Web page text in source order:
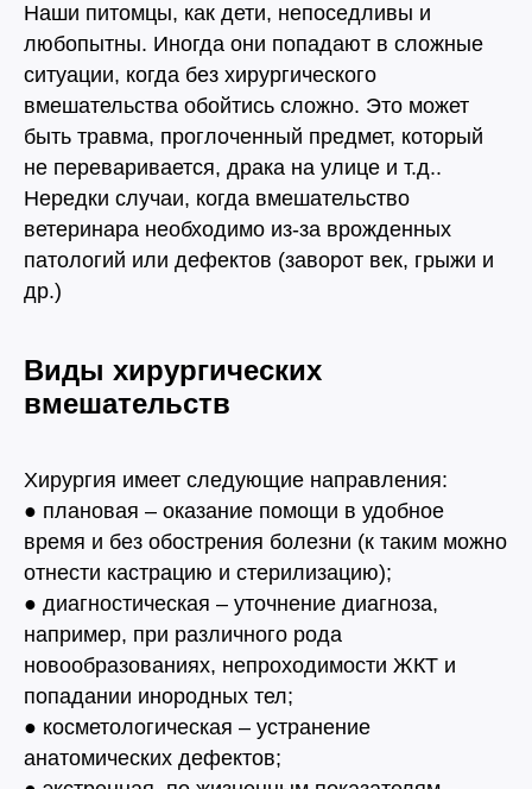
Наши питомцы, как дети, непоседливы и
любопытны. Иногда они попадают в сложные
ситуации, когда без хирургического
вмешательства обойтись сложно. Это может
быть травма, проглоченный предмет, который
не переваривается, драка на улице и т.д..
Нередки случаи, когда вмешательство
ветеринара необходимо из-за врожденных
патологий или дефектов (заворот век, грыжи и
др.)
Виды хирургических
вмешательств
Хирургия имеет следующие направления:
● плановая – оказание помощи в удобное
время и без обострения болезни (к таким можно
отнести кастрацию и стерилизацию);
● диагностическая – уточнение диагноза,
например, при различного рода
новообразованиях, непроходимости ЖКТ и
попадании инородных тел;
● косметологическая – устранение
анатомических дефектов;
Ветеринарный врач
Баженова